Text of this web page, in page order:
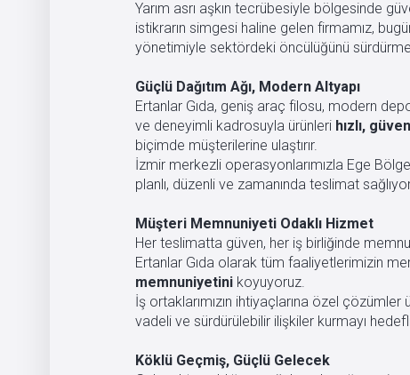
Yarım asrı aşkın tecrübesiyle bölgesinde
istikrarın simgesi haline gelen firmamız,
yönetimiyle sektördeki öncülüğünü
Güçlü Dağıtım Ağı, Modern Altyapı
Ertanlar Gıda, geniş araç filosu, modern
ve deneyimli kadrosuyla ürünleri hızlı,
biçimde müşterilerine ulaştırır.
İzmir merkezli operasyonlarımızla Ege
planlı, düzenli ve zamanında teslimat
Müşteri Memnuniyeti Odaklı Hizmet
Her teslimatta güven, her iş birliğinde
Ertanlar Gıda olarak tüm faaliyetlerimizin
memnuniyetini koyuyoruz.
İş ortaklarımızın ihtiyaçlarına özel çözümler
vadeli ve sürdürülebilir ilişkiler kurmayı
Köklü Geçmiş, Güçlü Gelecek